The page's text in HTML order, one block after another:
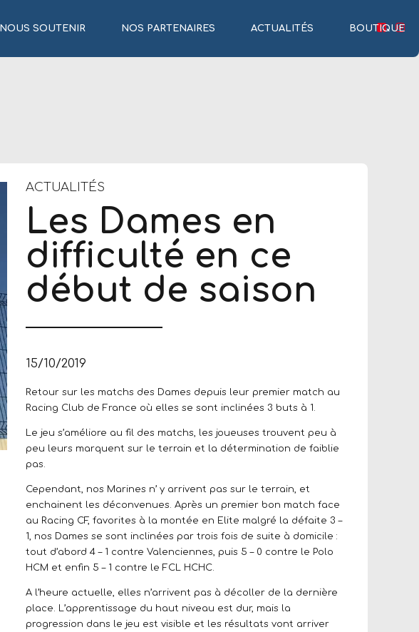
NOUS SOUTENIR NOS PARTENAIRES ACTUALITÉS BOUTIQUE
ACTUALITÉS
Les Dames en
difficulté en ce
début de saison
15/10/2019
Retour sur les matchs des Dames depuis leur premier match au
Racing Club de France où elles se sont inclinées 3 buts à 1.
Le jeu s’améliore au fil des matchs, les joueuses trouvent peu à
peu leurs marquent sur le terrain et la détermination de faiblie
pas.
Cependant, nos Marines n’ y arrivent pas sur le terrain, et
enchainent les déconvenues. Après un premier bon match face
au Racing CF, favorites à la montée en Elite malgré la défaite 3 –
1, nos Dames se sont inclinées par trois fois de suite à domicile :
tout d’abord 4 – 1 contre Valenciennes, puis 5 – 0 contre le Polo
HCM et enfin 5 – 1 contre le FCL HCHC.
A l’heure actuelle, elles n’arrivent pas à décoller de la dernière
place. L’apprentissage du haut niveau est dur, mais la
progression dans le jeu est visible et les résultats vont arriver